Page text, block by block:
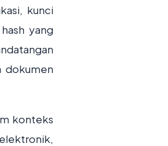
kunci
yang
dokumen
konteks